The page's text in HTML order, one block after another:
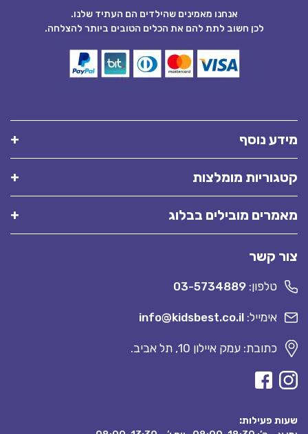
אנחנו מאמינים שהילדים הם העתיד שלנו.
לכן חשוב לתת להם את הכלים הטובים ביותר להצלחה.
מידע נוסף
קטגוריות מומלצות
מאמרים מובילים בבלוג
צור קשר
טלפון: 03-5734889
אימייל: info@kidsbest.co.il
כתובת: עמק איילון 10, תל אביב.
שעות פעילות: